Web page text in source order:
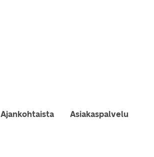
Ajankohtaista Asiakaspalvelu